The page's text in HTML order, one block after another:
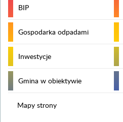
BIP
Gospodarka odpadami
Inwestycje
Gmina w obiektywie
Mapy strony